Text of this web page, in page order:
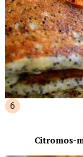
Citromos-